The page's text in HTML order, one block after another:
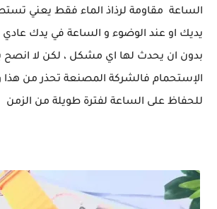
الساعة مقاومة لرذاذ الماء فقط يعني
يديك او عند الوضوء و الساعة في يدك عادي
بدون ان يحدث لها اي مشكل ، لكن لا انصح
الإستحمام فالشركة المصنعة تحذر من
للحفاظ على الساعة لفترة طويلة من الزمن